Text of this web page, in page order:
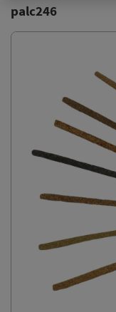
palc246